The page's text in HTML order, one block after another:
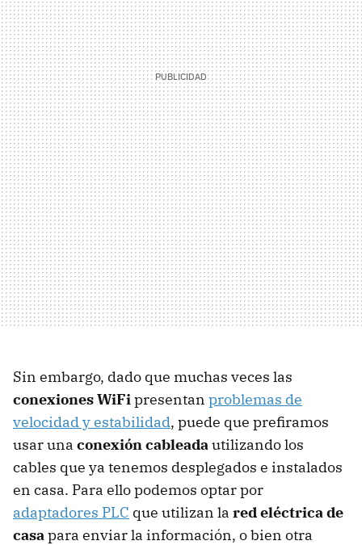
Sin embargo, dado que muchas veces las
conexiones WiFipresentan problemas de
velocidad y estabilidad, puede que prefiramos
usar una conexión cableadautilizando los
cables que ya tenemos desplegados e instalados
en casa. Para ello podemos optar por
adaptadores PLC que utilizan la red eléctrica de
casapara enviar la información, o bien otra